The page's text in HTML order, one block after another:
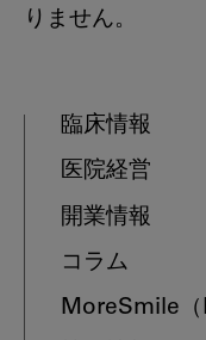
りません。
臨床情報
医院経営
開業情報
コラム
MoreSmile